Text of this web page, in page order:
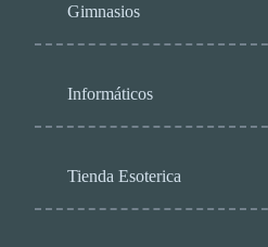
Gimnasios
Informáticos
Tienda Esoterica